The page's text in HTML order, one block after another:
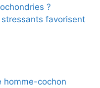
?
favorisent
homme-cochon